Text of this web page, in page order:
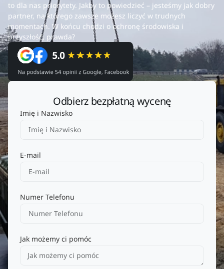
to dla nas priorytety. Jakby to powiedzieć – jesteśmy jak dobry
partner, na którego zawsze możesz liczyć w trudnych
momentach. W końcu chodzi o ochronę środowiska i
przyszłość, prawda?
Odbierz bezpłatną wycenę
Imię i Nazwisko
E-mail
Numer Telefonu
Jak możemy ci pomóc